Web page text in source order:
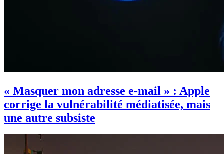
« Masquer mon adresse e-mail » : Apple
corrige la vulnérabilité médiatisée, mais
une autre subsiste